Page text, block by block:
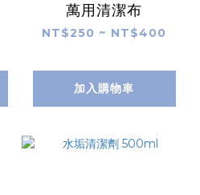
萬用清潔布
NT$250 ~ NT$400
加入購物車